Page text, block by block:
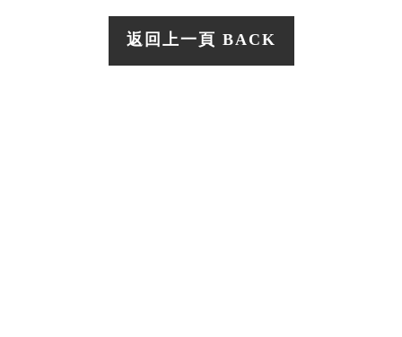
返回上一頁 BACK